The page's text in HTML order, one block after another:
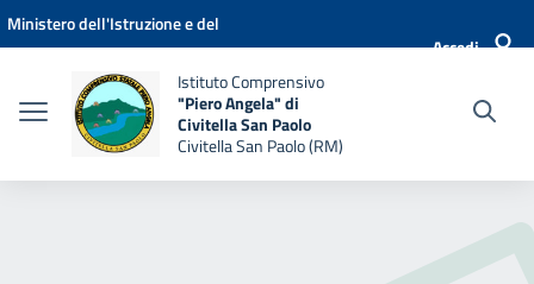
Vai ai contenuti
Vai al menu di navigazione
Vai al footer
Ministero dell'Istruzione e del
Accedi
Istituto Comprensivo
"Piero Angela" di
Civitella San Paolo
Civitella San Paolo (RM)